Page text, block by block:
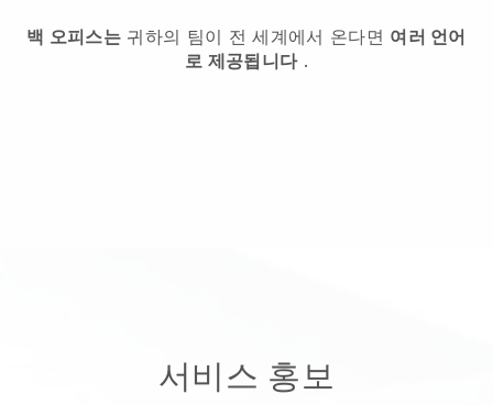
백 오피스는 귀하의 팀이 전 세계에서 온다면 여러 언어
로 제공됩니다.
서비스 홍보